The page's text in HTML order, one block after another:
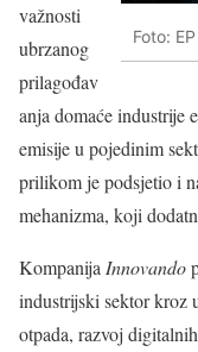
Foto: EP
važnosti
ubrzanog
prilagođav
anja domaće industrije
emisije u pojedinim
prilikom je podsjetio i
mehanizma, koji
Kompanija Innovando
industrijski sektor kroz
otpada, razvoj